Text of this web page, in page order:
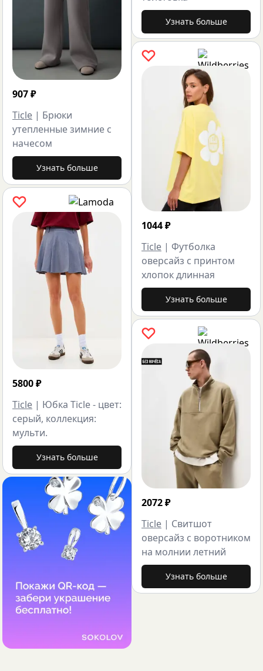
907₽
Ticle | Брюки
утепленные зимние с
начесом
Узнать больше
5800₽
Ticle | Юбка Ticle - цвет:
серый, коллекция:
мульти.
Узнать больше
Узнать больше
1044₽
Ticle | Футболка
оверсайз с принтом
хлопок длинная
Узнать больше
2072₽
Ticle | Свитшот
оверсайз с воротником
на молнии летний
Узнать больше